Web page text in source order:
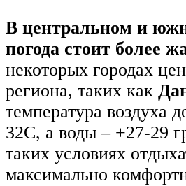
В центральном и
погода стоит более
некоторых городах
региона, таких как
температура воздуха
32C, а воды – +27-29
таких условиях
максимально